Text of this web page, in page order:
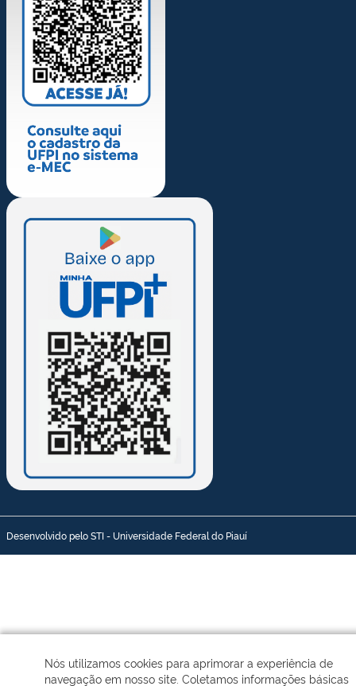
Desenvolvido pelo STI - Universidade Federal do Piauí
Nós utilizamos cookies para aprimorar a experiência de
navegação em nosso site. Coletamos informações básicas